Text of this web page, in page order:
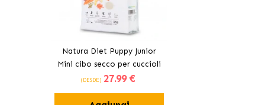
Natura Diet Puppy Junior
Mini cibo secco per cuccioli
di taglia piccola
(DESDE) 27.99 €